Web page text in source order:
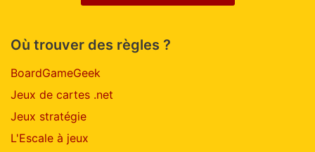
Où trouver des règles ?
BoardGameGeek
Jeux de cartes .net
Jeux stratégie
L'Escale à jeux